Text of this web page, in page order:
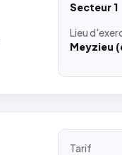
Secteur 1
Lieu
Meyzieu
Tarif